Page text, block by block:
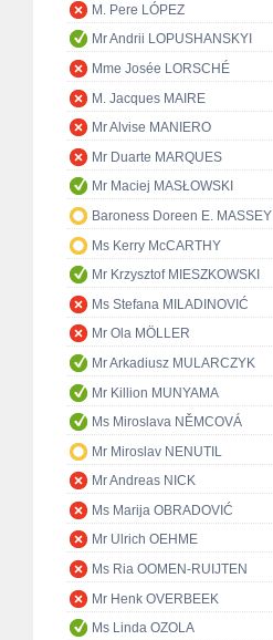
M. Pere LÓPEZ
Mr Andrii LOPUSHANSKYI
Mme Josée LORSCHÉ
M. Jacques MAIRE
Mr Alvise MANIERO
Mr Duarte MARQUES
Mr Maciej MASŁOWSKI
Baroness Doreen E. MASSEY
Ms Kerry McCARTHY
Mr Krzysztof MIESZKOWSKI
Ms Stefana MILADINOVIĆ
Mr Ola MÖLLER
Mr Arkadiusz MULARCZYK
Mr Killion MUNYAMA
Ms Miroslava NĚMCOVÁ
Mr Miroslav NENUTIL
Mr Andreas NICK
Ms Marija OBRADOVIĆ
Mr Ulrich OEHME
Ms Ria OOMEN-RUIJTEN
Mr Henk OVERBEEK
Ms Linda OZOLA